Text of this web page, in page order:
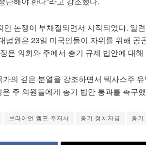
논쟁이 부채질되면서 시작되었다. 일
법원은 23일 미국인들이 자위를 위해 공
은 의회와 주에서 총기 규제 법안에 대
의 깊은 분열을 강조하면서 텍사스주
주 의원들에게 총기 법안 통과를 촉구
브라이언 켐프 주지사 총기 정치자금 총기